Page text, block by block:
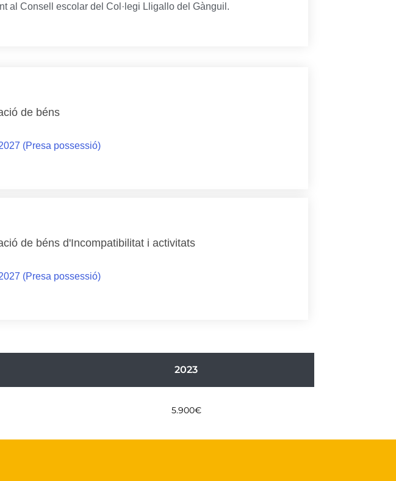
al Consell escolar del Col·legi Lligallo del Gànguil.
de béns
(Presa possessió)
de béns d'Incompatibilitat i activitats
(Presa possessió)
2023
5.900€